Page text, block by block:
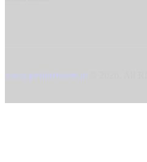
www.productshots.at